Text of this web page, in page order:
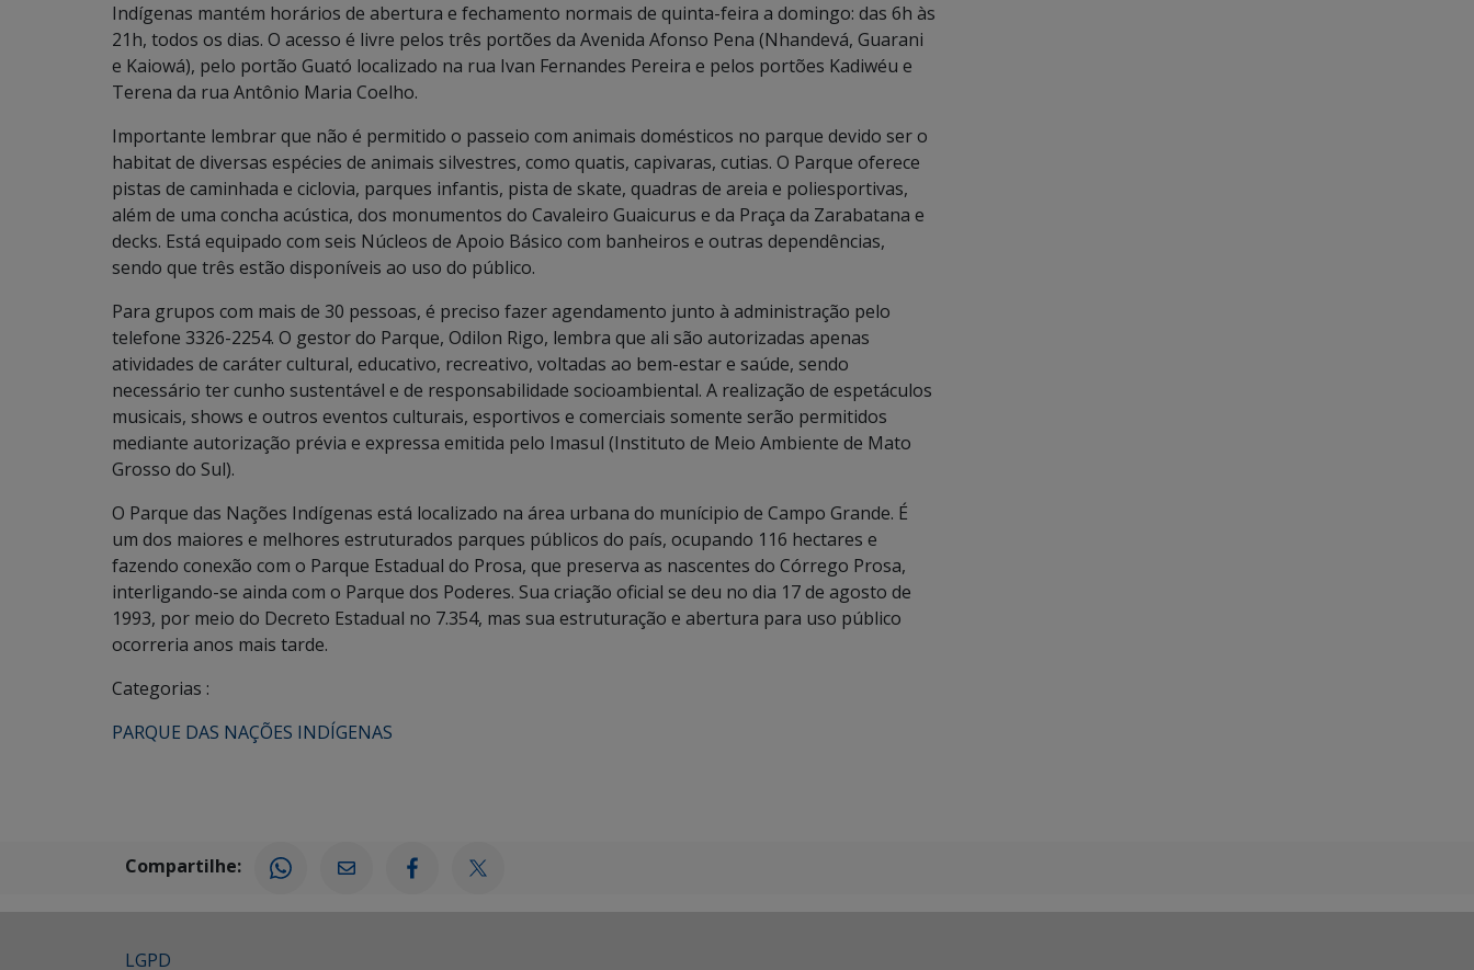
Indígenas mantém horários de abertura e fechamento normais de quinta-feira a domingo: das 6h às
21h, todos os dias. O acesso é livre pelos três portões da Avenida Afonso Pena (Nhandevá, Guarani
e Kaiowá), pelo portão Guató localizado na rua Ivan Fernandes Pereira e pelos portões Kadiwéu e
Terena da rua Antônio Maria Coelho.
Importante lembrar que não é permitido o passeio com animais domésticos no parque devido ser o
habitat de diversas espécies de animais silvestres, como quatis, capivaras, cutias. O Parque oferece
pistas de caminhada e ciclovia, parques infantis, pista de skate, quadras de areia e poliesportivas,
além de uma concha acústica, dos monumentos do Cavaleiro Guaicurus e da Praça da Zarabatana e
decks. Está equipado com seis Núcleos de Apoio Básico com banheiros e outras dependências,
sendo que três estão disponíveis ao uso do público.
Para grupos com mais de 30 pessoas, é preciso fazer agendamento junto à administração pelo
telefone 3326-2254. O gestor do Parque, Odilon Rigo, lembra que ali são autorizadas apenas
atividades de caráter cultural, educativo, recreativo, voltadas ao bem-estar e saúde, sendo
necessário ter cunho sustentável e de responsabilidade socioambiental. A realização de espetáculos
musicais, shows e outros eventos culturais, esportivos e comerciais somente serão permitidos
mediante autorização prévia e expressa emitida pelo Imasul (Instituto de Meio Ambiente de Mato
Grosso do Sul).
O Parque das Nações Indígenas está localizado na área urbana do munícipio de Campo Grande. É
um dos maiores e melhores estruturados parques públicos do país, ocupando 116 hectares e
fazendo conexão com o Parque Estadual do Prosa, que preserva as nascentes do Córrego Prosa,
interligando-se ainda com o Parque dos Poderes. Sua criação oficial se deu no dia 17 de agosto de
1993, por meio do Decreto Estadual no 7.354, mas sua estruturação e abertura para uso público
ocorreria anos mais tarde.
Categorias :
PARQUE DAS NAÇÕES INDÍGENAS
Compartilhe:
LGPD